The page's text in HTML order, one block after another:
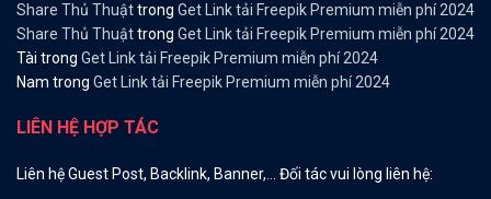
Share Thủ Thuậttrong Get Link tải Freepik Premium miễn phí 2024
Share Thủ Thuậttrong Get Link tải Freepik Premium miễn phí 2024
Tài trong Get Link tải Freepik Premium miễn phí 2024
Nam trong Get Link tải Freepik Premium miễn phí 2024
LIÊN HỆ HỢP TÁC
Liên hệ Guest Post, Backlink, Banner,… Đối tác vui lòng liên hệ: